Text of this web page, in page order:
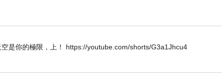
是你的極限，上！ https://youtube.com/shorts/G3a1Jhcu4